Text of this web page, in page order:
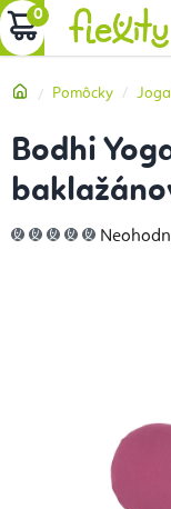
Prejsť
na
NÁKUPNÝ
DomovPomôcky
Bodhi